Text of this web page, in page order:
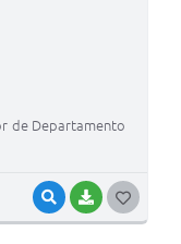
VISUALIZAR
BAIXAR
de Departamento